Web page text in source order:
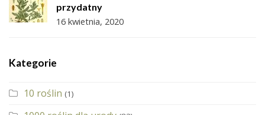
przydatny
16 kwietnia, 2020
Kategorie
10 roślin (1)